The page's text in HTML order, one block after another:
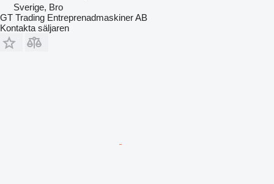
Sverige, Bro
GT Trading Entreprenadmaskiner AB
Kontakta säljaren